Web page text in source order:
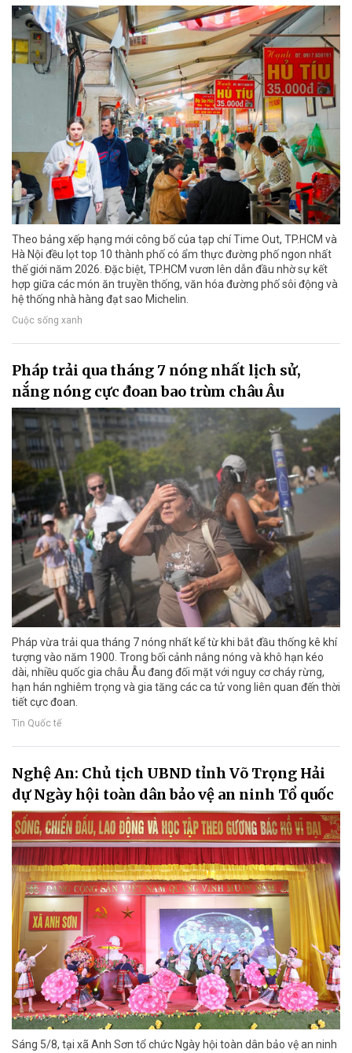
Theo bảng xếp hạng mới công bố của tạp chí Time Out, TP.HCM và
Hà Nội đều lọt top 10 thành phố có ẩm thực đường phố ngon nhất
thế giới năm 2026. Đặc biệt, TP.HCM vươn lên dẫn đầu nhờ sự kết
hợp giữa các món ăn truyền thống, văn hóa đường phố sôi động và
hệ thống nhà hàng đạt sao Michelin.
Cuộc sống xanh
Pháp trải qua tháng 7 nóng nhất lịch sử,
nắng nóng cực đoan bao trùm châu Âu
Pháp vừa trải qua tháng 7 nóng nhất kể từ khi bắt đầu thống kê khí
tượng vào năm 1900. Trong bối cảnh nắng nóng và khô hạn kéo
dài, nhiều quốc gia châu Âu đang đối mặt với nguy cơ cháy rừng,
hạn hán nghiêm trọng và gia tăng các ca tử vong liên quan đến thời
tiết cực đoan.
Tin Quốc tế
Nghệ An: Chủ tịch UBND tỉnh Võ Trọng Hải
dự Ngày hội toàn dân bảo vệ an ninh Tổ quốc
Sáng 5/8, tại xã Anh Sơn tổ chức Ngày hội toàn dân bảo vệ an ninh